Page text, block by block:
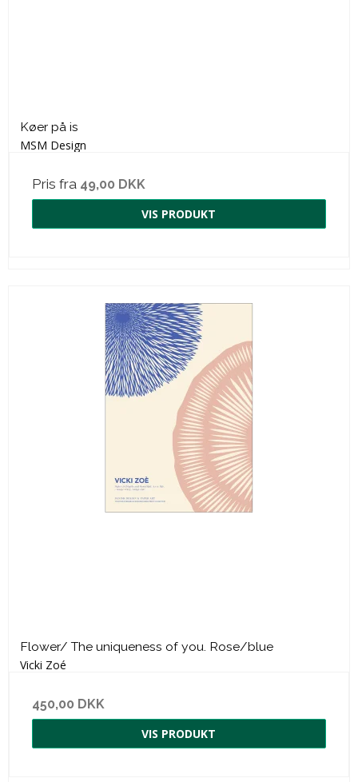
Køer på is
MSM Design
Pris fra 49,00 DKK
VIS PRODUKT
Flower/ The uniqueness of you. Rose/blue
Vicki Zoé
450,00 DKK
VIS PRODUKT